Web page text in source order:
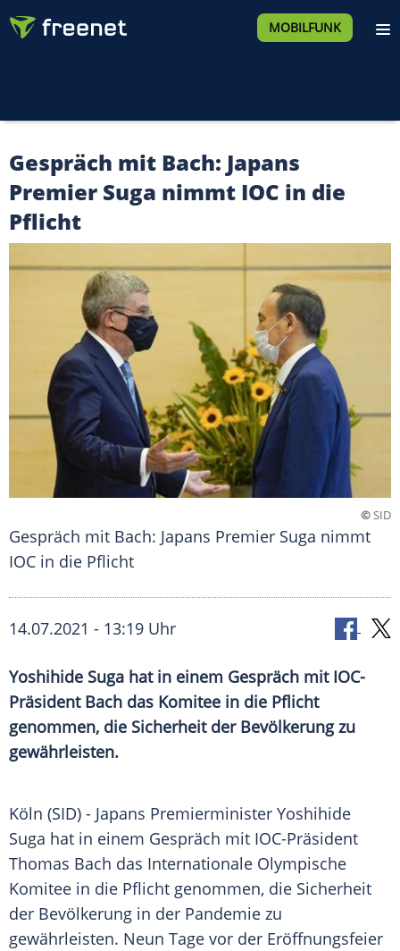
MOBILFUNK
Gespräch mit Bach: Japans
Premier Suga nimmt IOC in die
Pflicht
©SID
Gespräch mit Bach: Japans Premier Suga nimmt
IOC in die Pflicht
14.07.2021 - 13:19 Uhr
Yoshihide Suga hat in einem Gespräch mit IOC-
Präsident Bach das Komitee in die Pflicht
genommen, die Sicherheit der Bevölkerung zu
gewährleisten.
Köln (SID) - Japans Premierminister Yoshihide
Suga hat in einem Gespräch mit IOC-Präsident
Thomas Bach das Internationale Olympische
Komitee in die Pflicht genommen, die Sicherheit
der Bevölkerung in der Pandemie zu
gewährleisten. Neun Tage vor der Eröffnungsfeier